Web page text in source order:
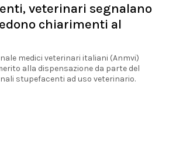
veterinari segnalano
chiarimenti al
medici veterinari italiani (Anmvi)
alla dispensazione da parte del
stupefacenti ad uso veterinario.